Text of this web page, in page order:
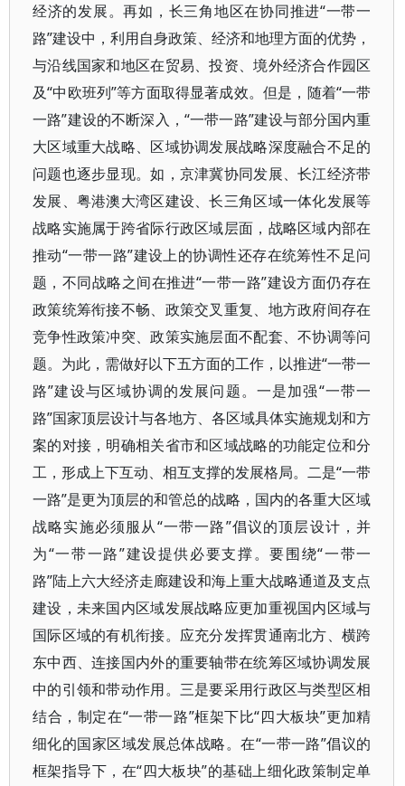
经济的发展。再如，长三角地区在协同推进“一带一
路”建设中，利用自身政策、经济和地理方面的优势，
与沿线国家和地区在贸易、投资、境外经济合作园区
及“中欧班列”等方面取得显著成效。但是，随着“一带
一路”建设的不断深入，“一带一路”建设与部分国内重
大区域重大战略、区域协调发展战略深度融合不足的
问题也逐步显现。如，京津冀协同发展、长江经济带
发展、粤港澳大湾区建设、长三角区域一体化发展等
战略实施属于跨省际行政区域层面，战略区域内部在
推动“一带一路”建设上的协调性还存在统筹性不足问
题，不同战略之间在推进“一带一路”建设方面仍存在
政策统筹衔接不畅、政策交叉重复、地方政府间存在
竞争性政策冲突、政策实施层面不配套、不协调等问
题。为此，需做好以下五方面的工作，以推进“一带一
路”建设与区域协调的发展问题。一是加强“一带一
路”国家顶层设计与各地方、各区域具体实施规划和方
案的对接，明确相关省市和区域战略的功能定位和分
工，形成上下互动、相互支撑的发展格局。二是“一带
一路”是更为顶层的和管总的战略，国内的各重大区域
战略实施必须服从“一带一路”倡议的顶层设计，并
为“一带一路”建设提供必要支撑。要围绕“一带一
路”陆上六大经济走廊建设和海上重大战略通道及支点
建设，未来国内区域发展战略应更加重视国内区域与
国际区域的有机衔接。应充分发挥贯通南北方、横跨
东中西、连接国内外的重要轴带在统筹区域协调发展
中的引领和带动作用。三是要采用行政区与类型区相
结合，制定在“一带一路”框架下比“四大板块”更加精
细化的国家区域发展总体战略。在“一带一路”倡议的
框架指导下，在“四大板块”的基础上细化政策制定单